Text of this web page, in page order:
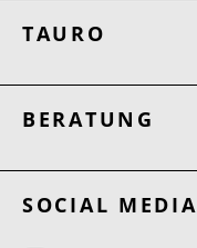
TAURO
BERATUNG
SOCIAL MEDIA